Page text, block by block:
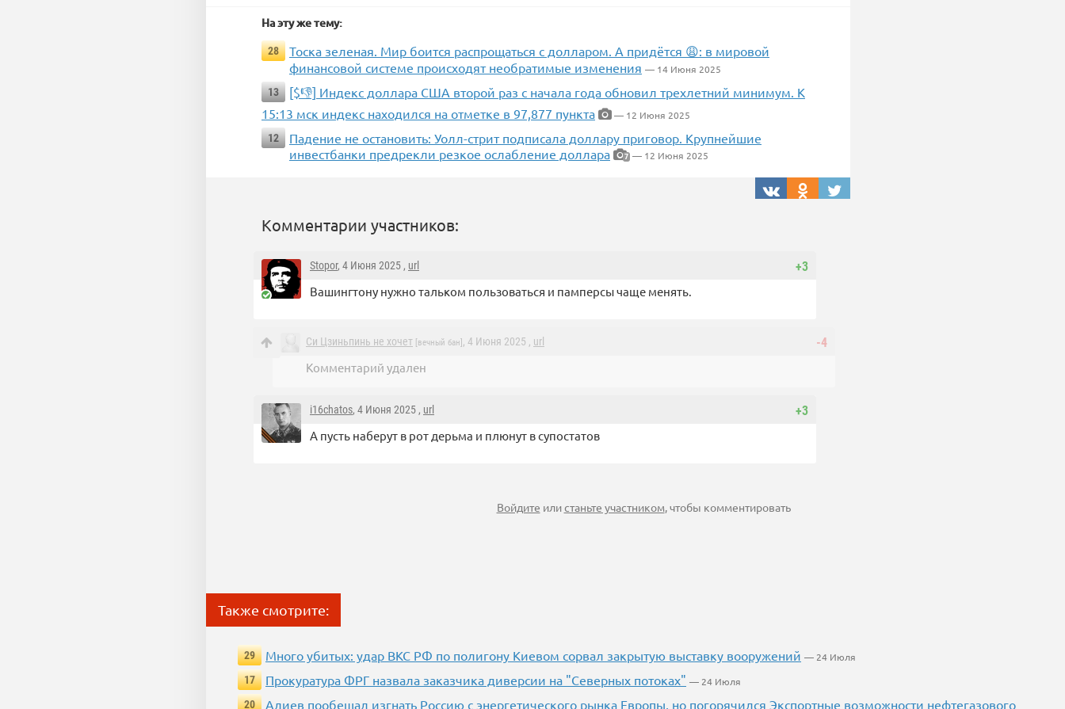
На эту же тему:
28
Тоска зеленая. Мир боится распрощаться с долларом. А придётся 😩: в мировой
финансовой системе происходят необратимые изменения — 14 Июня 2025
13
[$👎] Индекс доллара США второй раз с начала года обновил трехлетний минимум. К
15:13 мск индекс находился на отметке в 97,877 пункта
— 12 Июня 2025
12
Падение не остановить: Уолл-стрит подписала доллару приговор. Крупнейшие
инвестбанки предрекли резкое ослабление доллара
7 — 12 Июня 2025
Комментарии участников:
+3
Stopor, 4 Июня 2025 , url
Вашингтону нужно тальком пользоваться и памперсы чаще менять.
-4
Си Цзиньпинь не хочет [вечный бан] , 4 Июня 2025 , url
Комментарий удален
+3
i16chatos, 4 Июня 2025 , url
А пусть наберут в рот дерьма и плюнут в супостатов
Войдите илистаньте участником, чтобы комментировать
Также смотрите:
29 Много убитых: удар ВКС РФ по полигону Киевом сорвал закрытую выставку вооружений — 24 Июля
17
Прокуратура ФРГ назвала заказчика диверсии на "Северных потоках" — 24 Июля
20
Алиев пообещал изгнать Россию с энергетического рынка Европы, но погорячился Экспортные возможности нефтегазового